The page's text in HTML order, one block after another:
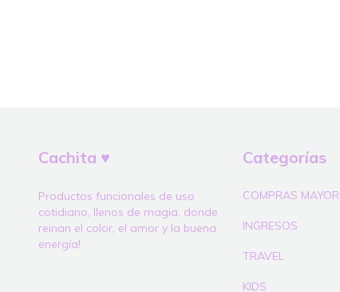
Cachita ♥
Productos funcionales de uso
cotidiano, llenos de magia, donde
reinan el color, el amor y la buena
energía!
Categorías
COMPRAS
INGRESOS
TRAVEL
KIDS